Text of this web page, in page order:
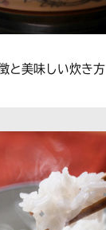
と美味しい炊き方